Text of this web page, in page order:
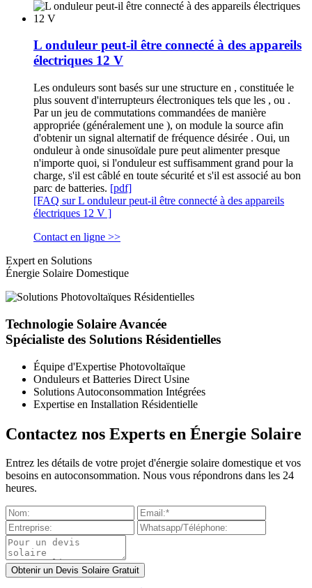
L onduleur peut-il être connecté à des appareils
électriques 12 V
Les onduleurs sont basés sur une structure en , constituée le
plus souvent d'interrupteurs électroniques tels que les , ou .
Par un jeu de commutations commandées de manière
appropriée (généralement une ), on module la source afin
d'obtenir un signal alternatif de fréquence désirée . Oui, un
onduleur à onde sinusoïdale pure peut alimenter presque
n'importe quoi, si l'onduleur est suffisamment grand pour la
charge, s'il est câblé en toute sécurité et s'il est associé au bon
parc de batteries. [pdf]
[FAQ sur L onduleur peut-il être connecté à des appareils
électriques 12 V ]
Contact en ligne >>
Expert en Solutions
Énergie Solaire Domestique
Technologie Solaire Avancée
Spécialiste des Solutions Résidentielles
Équipe d'Expertise Photovoltaïque
Onduleurs et Batteries Direct Usine
Solutions Autoconsommation Intégrées
Expertise en Installation Résidentielle
Contactez nos Experts en Énergie Solaire
Entrez les détails de votre projet d'énergie solaire domestique et vos
besoins en autoconsommation. Nous vous répondrons dans les 24
heures.